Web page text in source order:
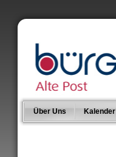
Über Uns Kalender